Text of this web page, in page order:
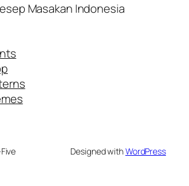
Masakan Indonesia
Designed withWordPress